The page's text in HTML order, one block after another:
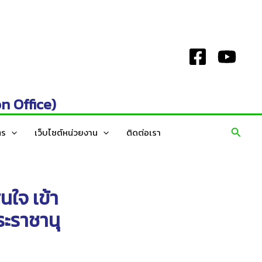
Office)
เว็บไซต์หน่วยงาน ติดต่อเรา Search
จ เข้า
ราชานุ